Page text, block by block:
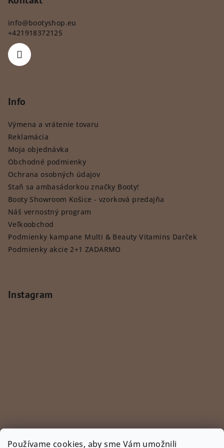
Používame cookies, aby sme Vám umožnili
info@bootyshop.eu
+421918372125
Info
Výmena a vrátenie tovaru
Reklamácia
Moja objednávka
Obchodné podmienky
Ochrana osobných údajov
Staň sa ambasádorkou značky Booty!
Booty Showroom Košice - vzorková predajňa
Náš vernostný program
Veľkoobchod
Podmienky kampane Multi & Beauty Vitamins Darček
Podmienky akcie 2+1 ZADARMO
Instagram